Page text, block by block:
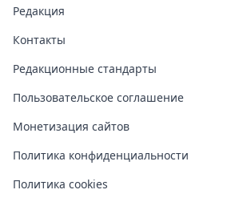
Редакция
Контакты
Редакционные стандарты
Пользовательское соглашение
Монетизация сайтов
Политика конфиденциальности
Политика cookies